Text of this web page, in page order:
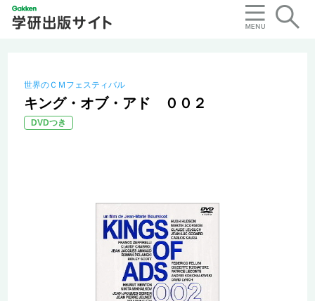
世界のＣＭフェスティバル
キング・オブ・アド ００２
DVDつき